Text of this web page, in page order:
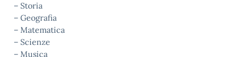
– Storia
– Geografia
– Matematica
– Scienze
– Musica